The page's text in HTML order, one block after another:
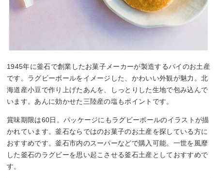
1945年に釜石で創業したお菓子メーカーが製造するパイのお土産
です。ラグビーボールをイメージした、かわいい外観が魅力。北
海道産小豆で作り上げたあんを、しっとりした生地で包み込んで
います。あんに効かせた三陸産の塩もポイントです。
賞味期限は60日。パッケージにもラグビーボールのイラストが描
かれています。釜石ならではのお菓子のお土産を探している方に
おすすめです。釜石市内のスーパーなどで購入可能。一世を風靡
した釜石のラグビーを思い起こさせる釜石土産としておすすめで
す。